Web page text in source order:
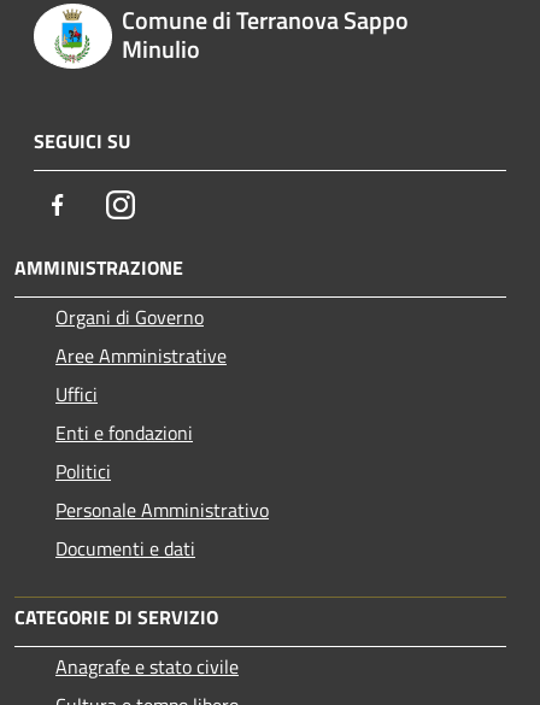
Comune di Terranova Sappo
Minulio
SEGUICI SU
FacebookInstagram
AMMINISTRAZIONE
Organi di Governo
Aree Amministrative
Uffici
Enti e fondazioni
Politici
Personale Amministrativo
Documenti e dati
CATEGORIE DI SERVIZIO
Anagrafe e stato civile